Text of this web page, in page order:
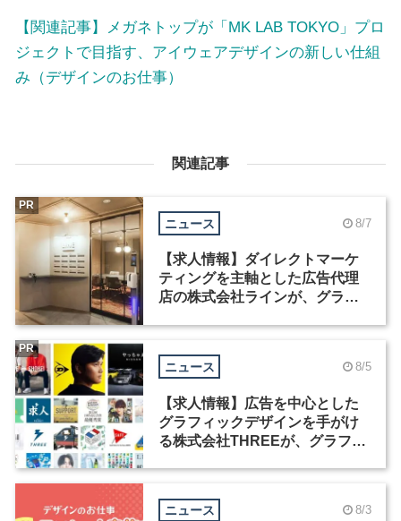
【関連記事】メガネトップが「MK LAB TOKYO」プロ
ジェクトで目指す、アイウェアデザインの新しい仕組
み（デザインのお仕事）
関連記事
ニュース 8/7
【求人情報】ダイレクトマーケ
ティングを主軸とした広告代理
店の株式会社ラインが、グラフ
PR
ニュース 8/5
【求人情報】広告を中心とした
グラフィックデザインを手がけ
る株式会社THREEが、グラフィ
PR
ニュース 8/3